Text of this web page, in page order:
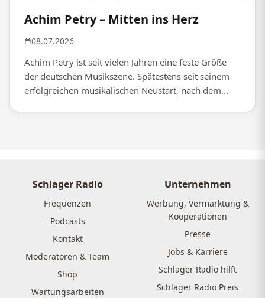
Achim Petry – Mitten ins Herz
08.07.2026
Achim Petry ist seit vielen Jahren eine feste Größe
der deutschen Musikszene. Spätestens seit seinem
erfolgreichen musikalischen Neustart, nach dem...
Schlager Radio
Frequenzen
Podcasts
Kontakt
Moderatoren & Team
Shop
Wartungsarbeiten
Unternehmen
Werbung, Vermarktung &
Kooperationen
Presse
Jobs & Karriere
Schlager Radio hilft
Schlager Radio Preis